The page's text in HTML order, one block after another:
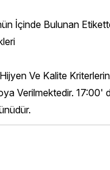
İçinde Bulunan
Ve Kalite
Verilmektedir.